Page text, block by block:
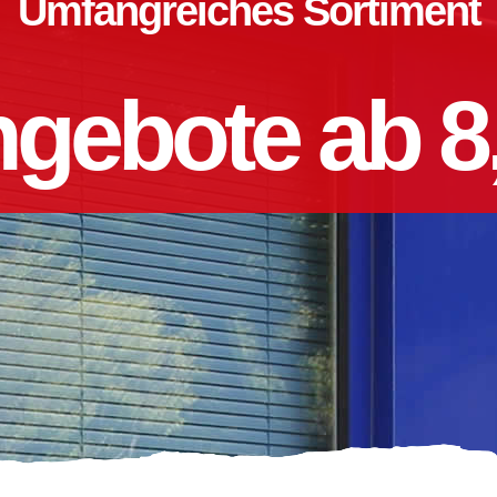
Umfangreiches Sortiment
ab